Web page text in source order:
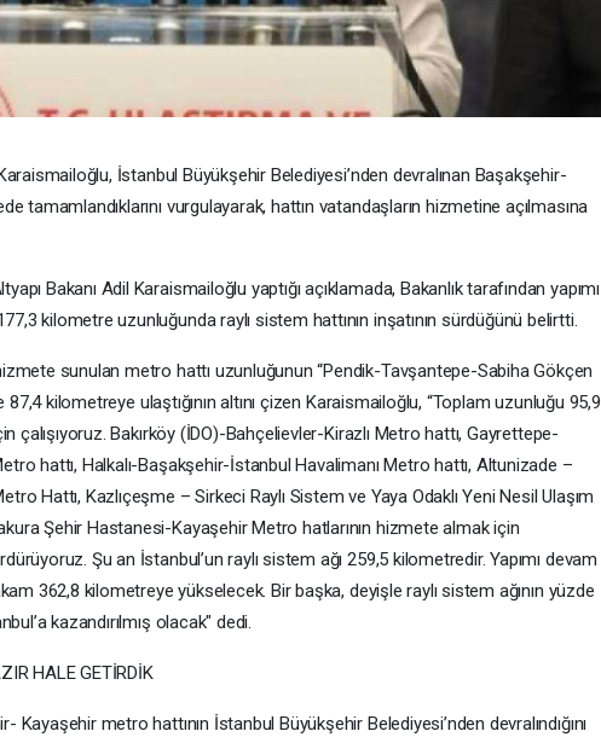
İstanbul Büyükşehir Belediyesi’nden devralınan Başakşehir-
tamamlandıklarını vurgulayarak, hattın vatandaşların hizmetine açılmasına
Bakanı Adil Karaismailoğlu yaptığı açıklamada, Bakanlık tarafından yapımı
kilometre uzunluğunda raylı sistem hattının inşatının sürdüğünü belirtti.
sunulan metro hattı uzunluğunun “Pendik-Tavşantepe-Sabiha Gökçen
kilometreye ulaştığının altını çizen Karaismailoğlu, “Toplam uzunluğu 95,9
Bakırköy (İDO)-Bahçelievler-Kirazlı Metro hattı, Gayrettepe-
hattı, Halkalı-Başakşehir-İstanbul Havalimanı Metro hattı, Altunizade –
Hattı, Kazlıçeşme – Sirkeci Raylı Sistem ve Yaya Odaklı Yeni Nesil Ulaşım
Şehir Hastanesi-Kayaşehir Metro hatlarının hizmete almak için
Şu an İstanbul’un raylı sistem ağı 259,5 kilometredir. Yapımı devam
362,8 kilometreye yükselecek. Bir başka, deyişle raylı sistem ağının yüzde
kazandırılmış olacak" dedi.
HALE GETİRDİK
metro hattının İstanbul Büyükşehir Belediyesi’nden devralındığını